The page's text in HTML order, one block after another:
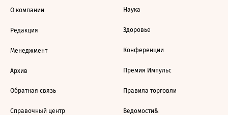
О компании
Редакция
Менеджмент
Архив
Обратная связь
Справочный центр
Наука
Здоровье
Конференции
Премия Импульс
Правила торговли
Ведомости&